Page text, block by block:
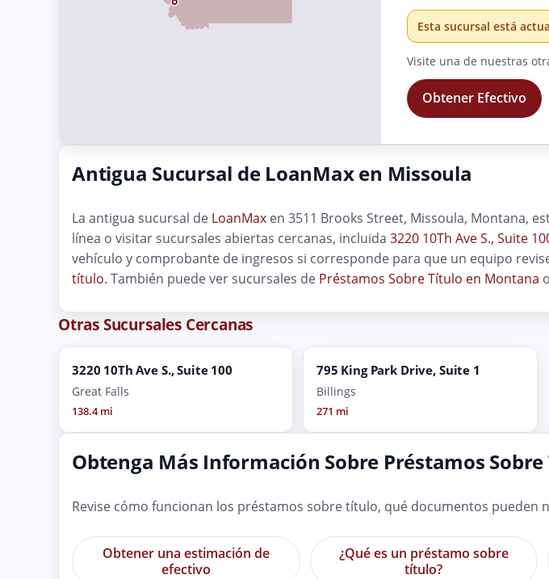
Esta sucursal está
Visite una de nuestras
Obtener Efectivo
Antigua Sucursal de LoanMax en Missoula
La antigua sucursal de LoanMax en 3511 Brooks Street, Missoula, Montana,
línea o visitar sucursales abiertas cercanas, incluida 3220 10Th Ave S., Suite
vehículo y comprobante de ingresos si corresponde para que un equipo
título. También puede ver sucursales de Préstamos Sobre Título en Montana
Otras Sucursales Cercanas
3220 10Th Ave S., Suite 100
Great Falls
138.4 mi
795 King Park Drive, Suite 1
Billings
271 mi
Obtenga Más Información Sobre Préstamos
Revise cómo funcionan los préstamos sobre título, qué documentos
Obtener una estimación de
efectivo
¿Qué es un préstamo sobre
título?